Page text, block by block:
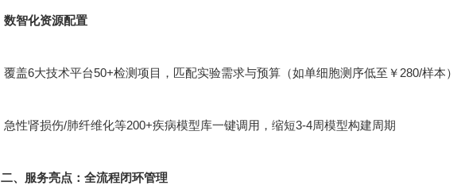
数智化资源配置
覆盖6大技术平台50+检测项目，匹配实验需求与预算（如单细胞测序低至￥280/样本）
急性肾损伤/肺纤维化等200+疾病模型库一键调用，缩短3-4周模型构建周期
二、服务亮点：全流程闭环管理